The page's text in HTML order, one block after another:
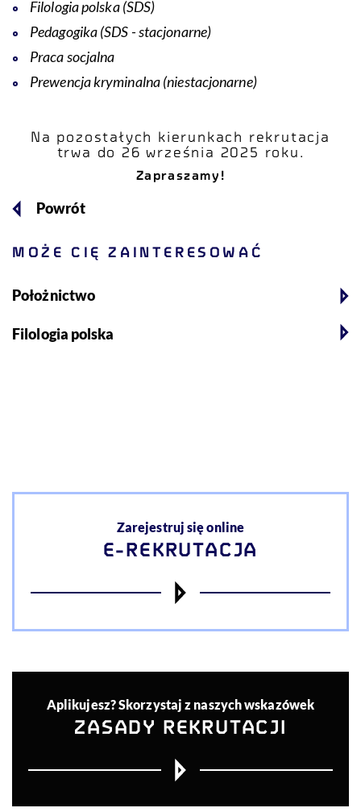
Filologia polska (SDS)
Pedagogika (SDS - stacjonarne)
Praca socjalna
Prewencja kryminalna (niestacjonarne)
Na pozostałych kierunkach rekrutacja
trwa do 26 września 2025 roku.
Zapraszamy!
Powrót
MOŻE CIĘ ZAINTERESOWAĆ
Położnictwo
Filologia polska
Akcje
Zarejestruj się online
E-REKRUTACJA
Aplikujesz? Skorzystaj z naszych wskazówek
ZASADY REKRUTACJI